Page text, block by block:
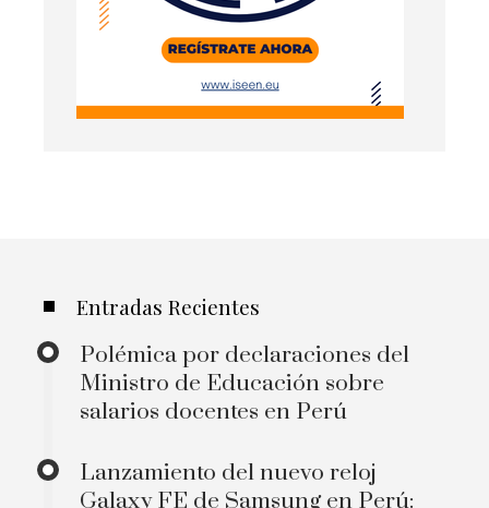
Entradas Recientes
Polémica por declaraciones del
Ministro de Educación sobre
salarios docentes en Perú
Lanzamiento del nuevo reloj
Galaxy FE de Samsung en Perú: